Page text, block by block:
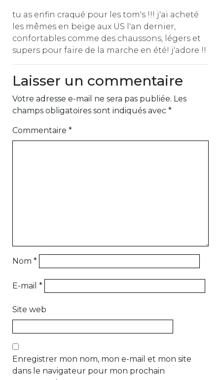
tu as enfin craqué pour les tom's !!! j'ai acheté
les mêmes en beige aux US l'an dernier,
confortables comme des chaussons, légers et
supers pour faire de la marche en été! j'adore !!
Laisser un commentaire
Votre adresse e-mail ne sera pas publiée. Les
champs obligatoires sont indiqués avec *
Commentaire *
Nom *
E-mail *
Site web
Enregistrer mon nom, mon e-mail et mon site
dans le navigateur pour mon prochain